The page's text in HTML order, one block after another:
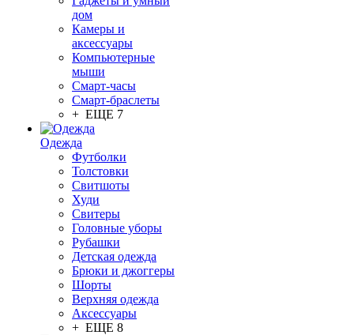
дом
Камеры и
аксессуары
Компьютерные
мыши
Смарт-часы
Смарт-браслеты
+ ЕЩЕ 7
Одежда
Футболки
Толстовки
Свитшоты
Худи
Свитеры
Головные уборы
Рубашки
Детская одежда
Брюки и джоггеры
Шорты
Верхняя одежда
Аксессуары
+ ЕЩЕ 8